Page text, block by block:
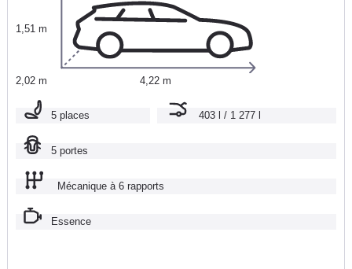
1,51 m
2,02 m 4,22 m
5 places 403 l / 1 277 l
5 portes
Mécanique à 6 rapports
Essence